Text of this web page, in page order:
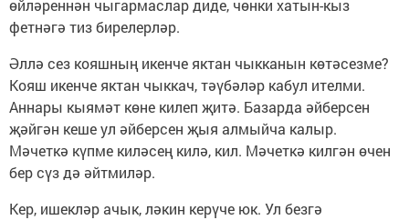
өйләреннән чыгармаслар диде, чөнки хатын-кыз
фетнәгә тиз бирелерләр.
Әллә сез кояшның икенче яктан чыкканын көтәсезме?
Кояш икенче яктан чыккач, тәүбәләр кабул ителми.
Аннары кыямәт көне килеп җитә. Базарда әйберсен
җәйгән кеше ул әйберсен җыя алмыйча калыр.
Мәчеткә күпме киләсең килә, кил. Мәчеткә килгән өчен
бер сүз дә әйтмиләр.
Кер, ишекләр ачык, ләкин керүче юк. Ул безгә